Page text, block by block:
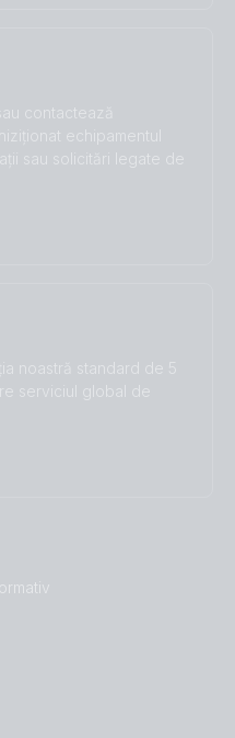
contactează
echipamentul
sau solicitări legate de
noastră standard de 5
serviciul global de